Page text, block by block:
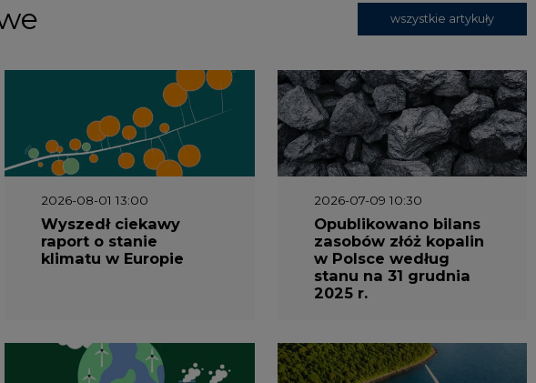
wszystkie artykuły
2026-08-01 13:00
Wyszedł ciekawy
raport o stanie
klimatu w Europie
2026-07-09 10:30
Opublikowano bilans
zasobów złóż kopalin
w Polsce według
stanu na 31 grudnia
2025 r.